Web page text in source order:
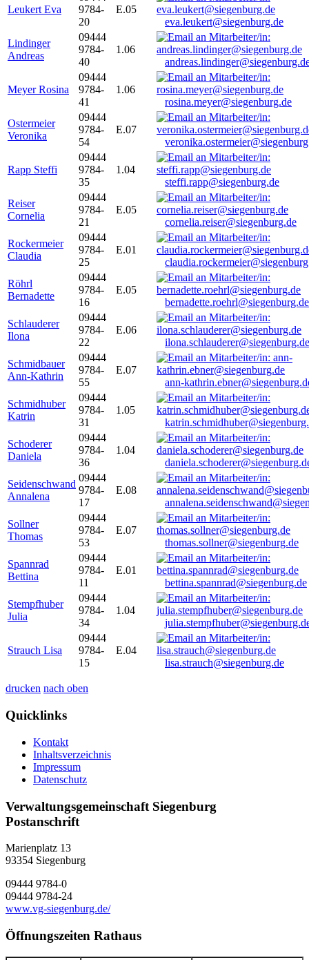
Leukert Eva
9784-
20
E.05
eva.leukert@siegenburg.de
Lindinger
Andreas
09444
9784-
40
1.06
Meyer Rosina
09444
9784-
41
1.06
rosina.meyer@siegenburg.de
Ostermeier
Veronika
09444
9784-
54
E.07
Rapp Steffi
09444
9784-
35
1.04
steffi.rapp@siegenburg.de
Reiser
Cornelia
09444
9784-
21
E.05
cornelia.reiser@siegenburg.de
Rockermeier
Claudia
09444
9784-
25
E.01
Röhrl
Bernadette
09444
9784-
16
E.05
bernadette.roehrl@siegenburg.de
Schlauderer
Ilona
09444
9784-
22
E.06
ilona.schlauderer@siegenburg.de
Schmidbauer
Ann-Kathrin
09444
9784-
55
E.07
ann-
Schmidhuber
Katrin
09444
9784-
31
1.05
Schoderer
Daniela
09444
9784-
36
1.04
Seidenschwand
Annalena
09444
9784-
17
E.08
Sollner
Thomas
09444
9784-
53
E.07
thomas.sollner@siegenburg.de
Spannrad
Bettina
09444
9784-
11
E.01
bettina.spannrad@siegenburg.de
Stempfhuber
Julia
09444
9784-
34
1.04
Strauch Lisa
09444
9784-
15
E.04
lisa.strauch@siegenburg.de
drucken nach oben
Quicklinks
Kontakt
Inhaltsverzeichnis
Impressum
Datenschutz
Verwaltungsgemeinschaft Siegenburg
Postanschrift
Marienplatz 13
93354 Siegenburg
09444 9784-0
09444 9784-24
www.vg-siegenburg.de/
Öffnungszeiten Rathaus